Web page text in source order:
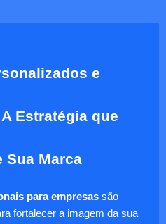
e
Estratégia que
Sua Marca
para empresas são
fortalecer a imagem da sua